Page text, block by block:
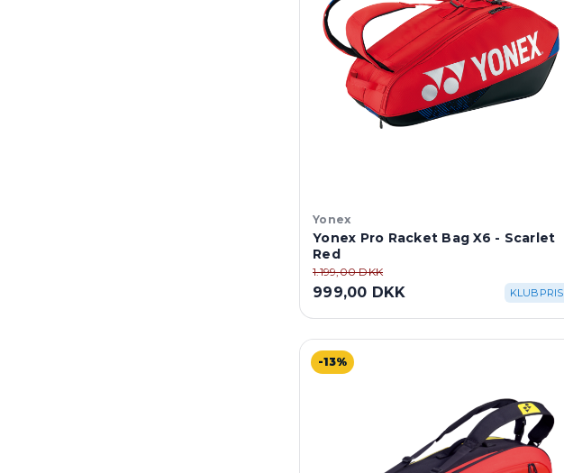
Yonex
Yonex Pro Racket Bag X6 - Scarlet
Red
1.199,00 DKK
999,00 DKK KLUBPRIS
-13%